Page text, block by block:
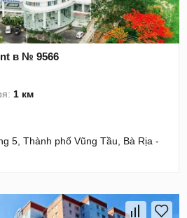
в № 9566
1 км
5, Thành phố Vũng Tầu, Bà Rịa -